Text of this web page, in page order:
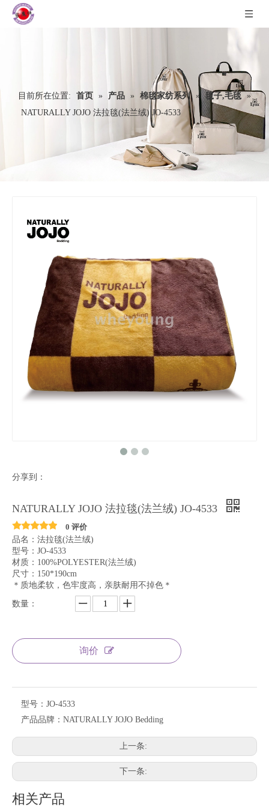
目前所在位置: 首页 » 产品 » 棉毯家纺系列 » 毯子,毛毯 »
NATURALLY JOJO 法拉毯(法兰绒) JO-4533
分享到：
NATURALLY JOJO 法拉毯(法兰绒) JO-4533
0 评价
品名：法拉毯(法兰绒)
型号：JO-4533
材质：100%POLYESTER(法兰绒)
尺寸：150*190cm
＊质地柔软，色牢度高，亲肤耐用不掉色＊
数量：
询价
型号： JO-4533
产品品牌： NATURALLY JOJO Bedding
上一条:
下一条:
相关产品